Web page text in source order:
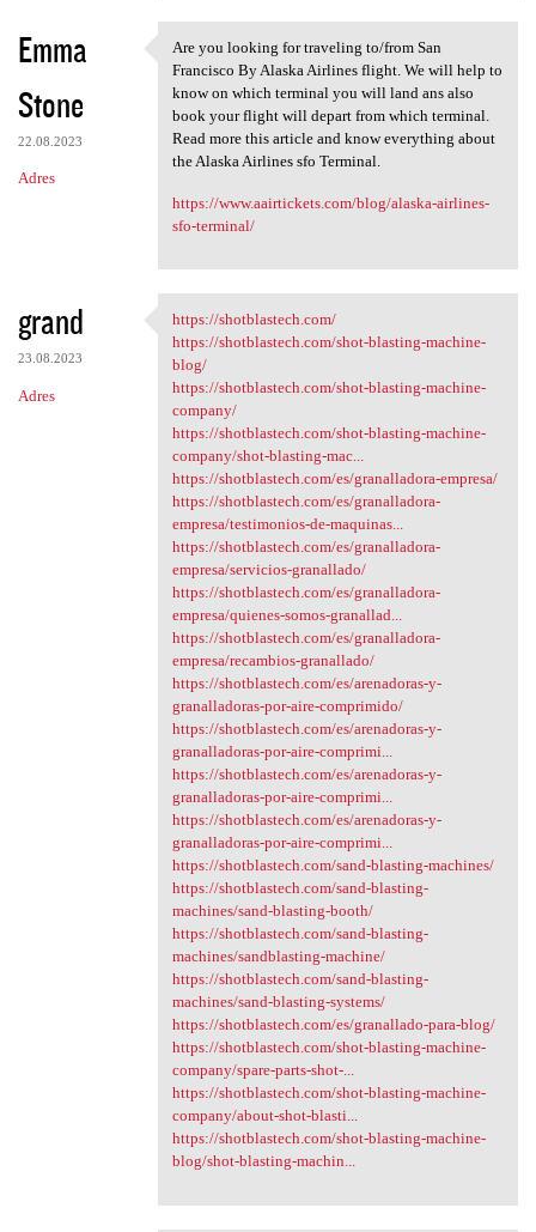
Emma
Stone
22.08.2023
Adres
Are you looking for traveling
Are you looking for traveling to/from San
Francisco By Alaska Airlines flight. We will help to
know on which terminal you will land ans also
book your flight will depart from which terminal.
Read more this article and know everything about
the Alaska Airlines sfo Terminal.
https://www.aairtickets.com/blog/alaska-airlines-
sfo-terminal/
grand
23.08.2023
Adres
https://shotblastech.com/
https://shotblastech.com/
https://shotblastech.com/shot-blasting-machine-
blog/
https://shotblastech.com/shot-blasting-machine-
company/
https://shotblastech.com/shot-blasting-machine-
company/shot-blasting-mac...
https://shotblastech.com/es/granalladora-empresa/
https://shotblastech.com/es/granalladora-
empresa/testimonios-de-maquinas...
https://shotblastech.com/es/granalladora-
empresa/servicios-granallado/
https://shotblastech.com/es/granalladora-
empresa/quienes-somos-granallad...
https://shotblastech.com/es/granalladora-
empresa/recambios-granallado/
https://shotblastech.com/es/arenadoras-y-
granalladoras-por-aire-comprimido/
https://shotblastech.com/es/arenadoras-y-
granalladoras-por-aire-comprimi...
https://shotblastech.com/es/arenadoras-y-
granalladoras-por-aire-comprimi...
https://shotblastech.com/es/arenadoras-y-
granalladoras-por-aire-comprimi...
https://shotblastech.com/sand-blasting-machines/
https://shotblastech.com/sand-blasting-
machines/sand-blasting-booth/
https://shotblastech.com/sand-blasting-
machines/sandblasting-machine/
https://shotblastech.com/sand-blasting-
machines/sand-blasting-systems/
https://shotblastech.com/es/granallado-para-blog/
https://shotblastech.com/shot-blasting-machine-
company/spare-parts-shot-...
https://shotblastech.com/shot-blasting-machine-
company/about-shot-blasti...
https://shotblastech.com/shot-blasting-machine-
blog/shot-blasting-machin...